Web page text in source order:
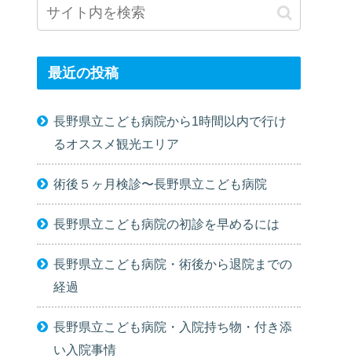
最近の投稿
長野県立こども病院から1時間以内で行け
るオススメ観光エリア
術後５ヶ月検診〜長野県立こども病院
長野県立こども病院の初診を早めるには
長野県立こども病院・術後から退院までの
経過
長野県立こども病院・入院持ち物・付き添
い入院事情